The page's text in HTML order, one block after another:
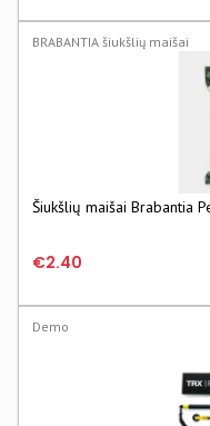
BRABANTIA šiukšlių maišai
Šiukšlių maišai Brabantia
€2.40
Demo